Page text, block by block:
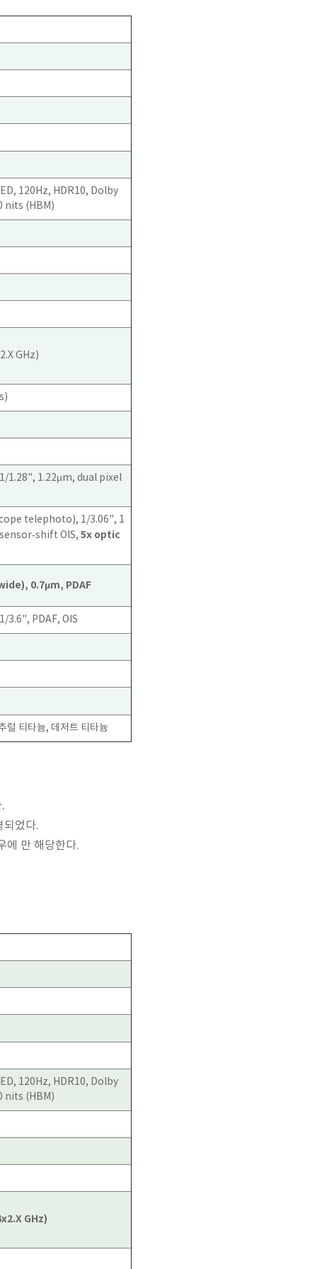
120Hz, HDR10, Dolby
nits (HBM)
GHz)
1.28", 1.22µm, dual pixel
telephoto), 1/3.06", 1
OIS, 5x optic
0.7µm, PDAF
3.6", PDAF, OIS
럴 티타늄, 데저트 티타늄
었다.
에 만 해당한다.
120Hz, HDR10, Dolby
nits (HBM)
GHz)